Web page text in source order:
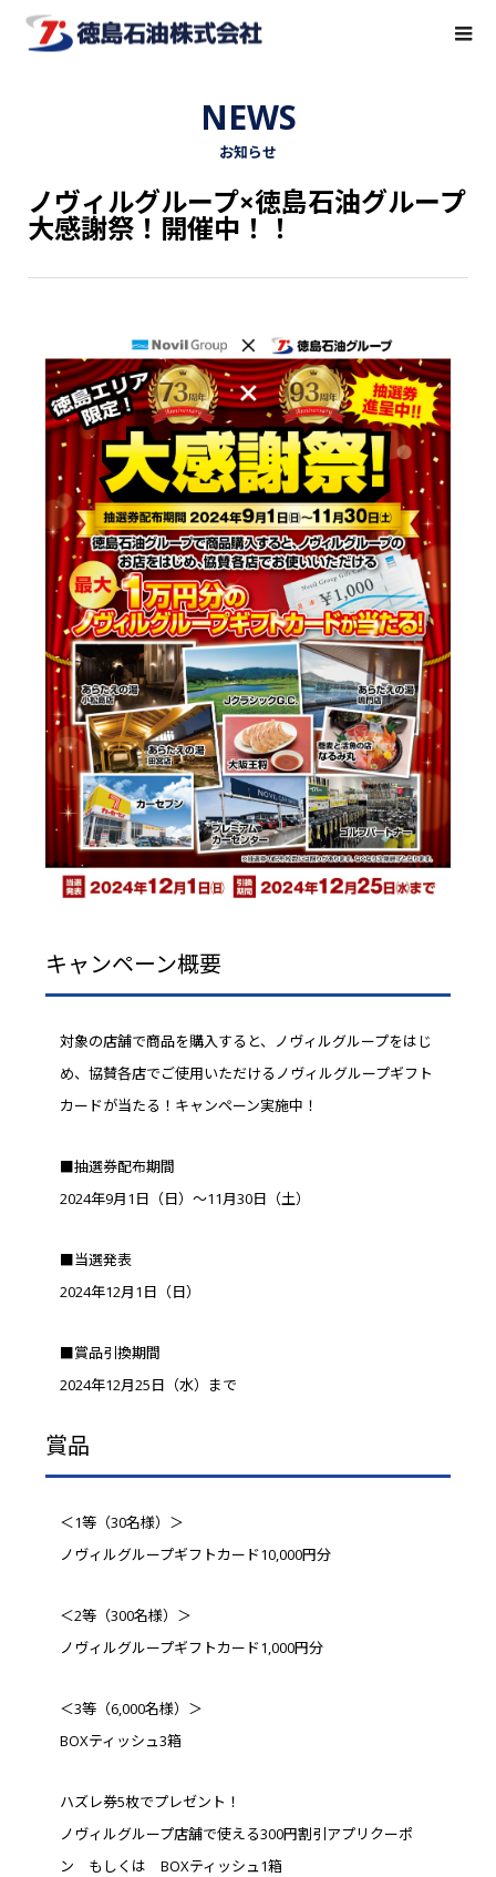
NEWS
お知らせ
ノヴィルグループ×徳島石油グループ
大感謝祭！開催中！！
キャンペーン概要
対象の店舗で商品を購入すると、ノヴィルグループをはじ
め、協賛各店でご使用いただけるノヴィルグループギフト
カードが当たる！キャンペーン実施中！
■抽選券配布期間
2024年9月1日（日）～11月30日（土）
■当選発表
2024年12月1日（日）
■賞品引換期間
2024年12月25日（水）まで
賞品
＜1等（30名様）＞
ノヴィルグループギフトカード10,000円分
＜2等（300名様）＞
ノヴィルグループギフトカード1,000円分
＜3等（6,000名様）＞
BOXティッシュ3箱
ハズレ券5枚でプレゼント！
ノヴィルグループ店舗で使える300円割引アプリクーポ
ン もしくは BOXティッシュ1箱